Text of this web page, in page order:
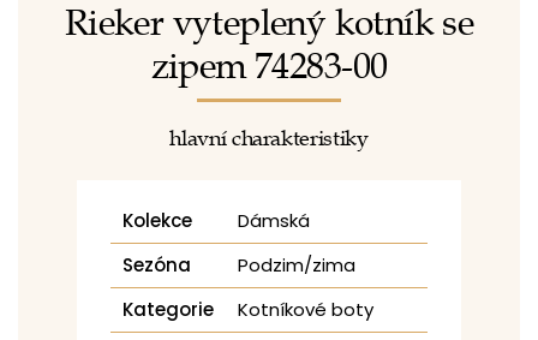
Rieker vyteplený kotník se
zipem 74283-00
hlavní charakteristiky
Kolekce
Dámská
Sezóna
Podzim/zima
Kategorie
Kotníkové boty